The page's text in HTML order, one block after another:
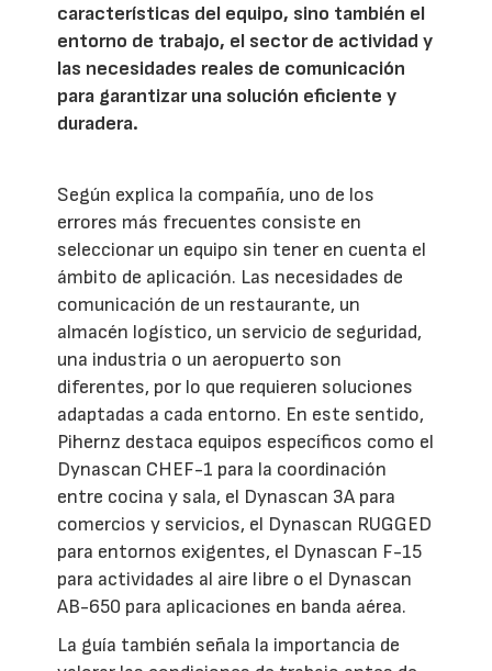
características del equipo, sino también el
entorno de trabajo, el sector de actividad y
las necesidades reales de comunicación
para garantizar una solución eficiente y
duradera.
Según explica la compañía, uno de los
errores más frecuentes consiste en
seleccionar un equipo sin tener en cuenta el
ámbito de aplicación. Las necesidades de
comunicación de un restaurante, un
almacén logístico, un servicio de seguridad,
una industria o un aeropuerto son
diferentes, por lo que requieren soluciones
adaptadas a cada entorno. En este sentido,
Pihernz destaca equipos específicos como el
Dynascan CHEF-1 para la coordinación
entre cocina y sala, el Dynascan 3A para
comercios y servicios, el Dynascan RUGGED
para entornos exigentes, el Dynascan F-15
para actividades al aire libre o el Dynascan
AB-650 para aplicaciones en banda aérea.
La guía también señala la importancia de